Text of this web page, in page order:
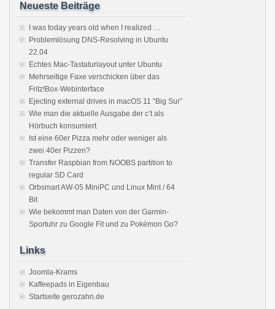
Neueste Beiträge
I was today years old when I realized …
Problemlösung DNS-Resolving in Ubuntu
22.04
Echtes Mac-Tastaturlayout unter Ubuntu
Mehrseitige Faxe verschicken über das
Fritz!Box-Webinterface
Ejecting external drives in macOS 11 “Big Sur”
Wie man die aktuelle Ausgabe der c’t als
Hörbuch konsumiert
Ist eine 60er Pizza mehr oder weniger als
zwei 40er Pizzen?
Transfer Raspbian from NOOBS partition to
regular SD Card
Orbsmart AW-05 MiniPC und Linux Mint / 64
Bit
Wie bekommt man Daten von der Garmin-
Sportuhr zu Google Fit und zu Pokémon Go?
Links
Joomla-Krams
Kaffeepads in Eigenbau
Startseite gerozahn.de